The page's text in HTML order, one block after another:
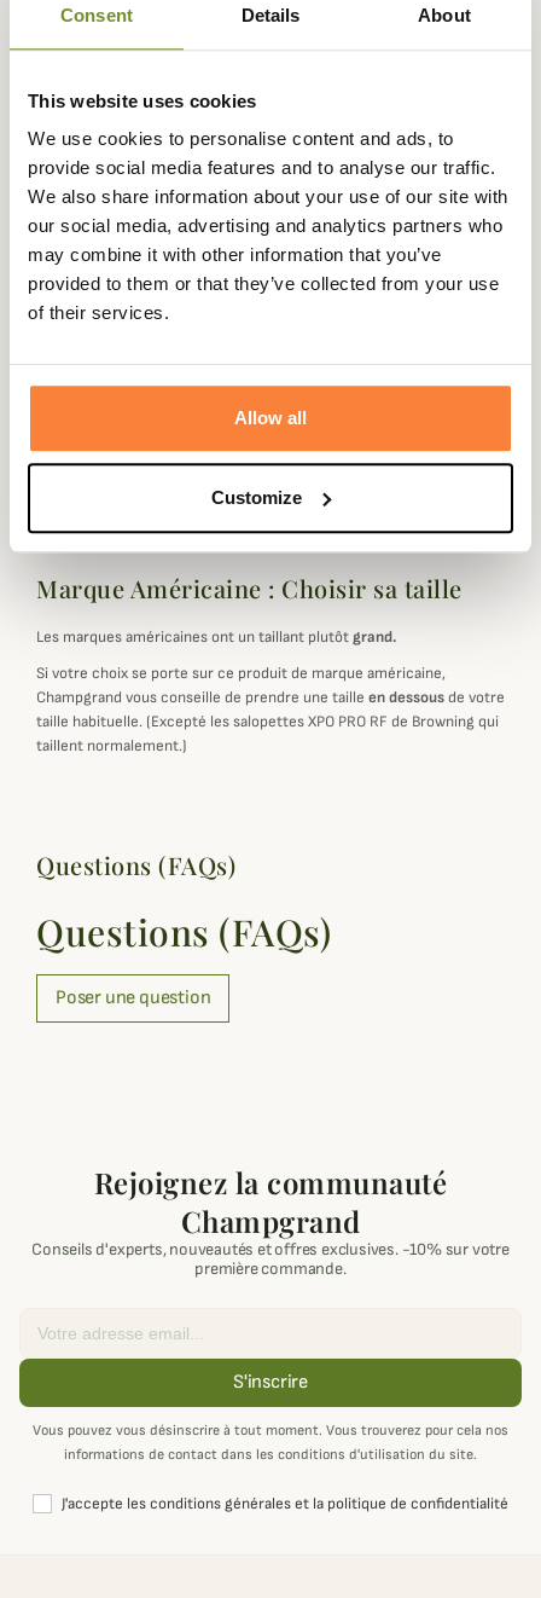
Consent Details About
This website uses cookies
We use cookies to personalise content and ads, to
provide social media features and to analyse our traffic.
We also share information about your use of our site with
our social media, advertising and analytics partners who
may combine it with other information that you’ve
provided to them or that they’ve collected from your use
of their services.
Allow all
Customize
Description
Browning vous présente sa casquette Unlimited qui
ravira les chasseurs de gibiers d'eau avec son camouflage
roseau Realtree.
La casquette est disponible en taille unique, elle dispose
d'une attache velcro ajustable à l'arrière.
Fiche technique
Coloris Beige, Camouflage , Marron
Coton, Polyester
Taille Unique
Marque Américaine : Choisir sa taille
Les marques américaines ont un taillant plutôt grand.
Si votre choix se porte sur ce produit de marque américaine,
Champgrand vous conseille de prendre une taille en dessousde votre
taille habituelle. (Excepté les salopettes XPO PRO RF de Browning qui
taillent normalement.)
Questions (FAQs)
Questions (FAQs)
Poser une question
Rejoignez la communauté
Champgrand
Conseils d'experts, nouveautés et offres exclusives. -10% sur votre
première commande.
S'inscrire
Vous pouvez vous désinscrire à tout moment. Vous trouverez pour cela nos
informations de contact dans les conditions d'utilisation du site.
J'accepte les conditions générales et la politique de confidentialité